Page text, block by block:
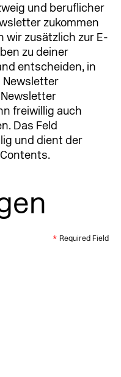
und beruflicher
zukommen
wir zusätzlich zur E-
zu deiner
entscheiden, in
Newsletter
freiwillig auch
Das Feld
und dient der
* Required Field